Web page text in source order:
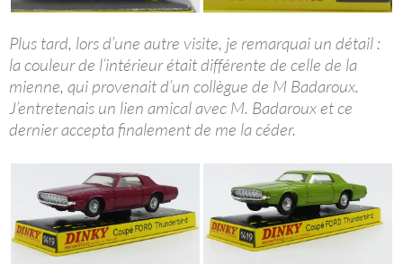
Plus tard, lors d’une autre visite, je remarquai un détail :
la couleur de l’intérieur était différente de celle de la
mienne, qui provenait d’un collègue de M Badaroux.
J’entretenais un lien amical avec M. Badaroux et ce
dernier accepta finalement de me la céder.